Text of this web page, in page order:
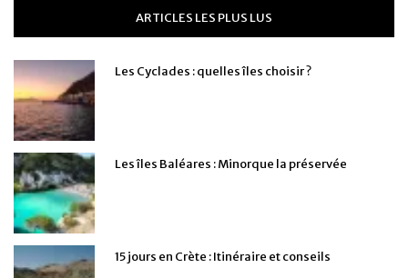
ARTICLES LES PLUS LUS
Les Cyclades : quelles îles choisir ?
Les îles Baléares : Minorque la préservée
15 jours en Crète : Itinéraire et conseils